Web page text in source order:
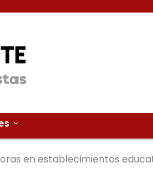
en establecimientos